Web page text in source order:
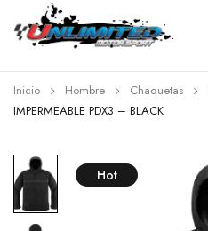
Inicio Hombre Chaquetas
IMPERMEABLE PDX3 – BLACK
Hot